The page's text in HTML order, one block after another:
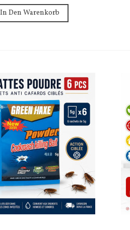
In Den Warenkorb